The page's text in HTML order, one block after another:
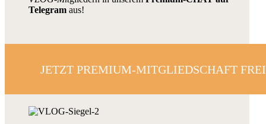
Telegram aus!
JETZT PREMIUM-MITGLIEDSCHAFT